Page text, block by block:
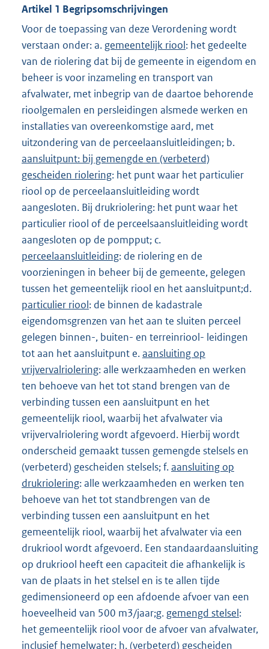
Artikel 1 Begripsomschrijvingen
Voor de toepassing van deze Verordening wordt
verstaan onder: a. gemeentelijk riool: het gedeelte
van de riolering dat bij de gemeente in eigendom en
beheer is voor inzameling en transport van
afvalwater, met inbegrip van de daartoe behorende
rioolgemalen en persleidingen alsmede werken en
installaties van overeenkomstige aard, met
uitzondering van de perceelaansluitleidingen; b.
aansluitpunt: bij gemengde en (verbeterd)
gescheiden riolering: het punt waar het particulier
riool op de perceelaansluitleiding wordt
aangesloten. Bij drukriolering: het punt waar het
particulier riool of de perceelsaansluitleiding wordt
aangesloten op de pompput; c.
perceelaansluitleiding: de riolering en de
voorzieningen in beheer bij de gemeente, gelegen
tussen het gemeentelijk riool en het aansluitpunt;d.
particulier riool: de binnen de kadastrale
eigendomsgrenzen van het aan te sluiten perceel
gelegen binnen-, buiten- en terreinriool- leidingen
tot aan het aansluitpunt e.aansluiting op
vrijvervalriolering: alle werkzaamheden en werken
ten behoeve van het tot stand brengen van de
verbinding tussen een aansluitpunt en het
gemeentelijk riool, waarbij het afvalwater via
vrijvervalriolering wordt afgevoerd. Hierbij wordt
onderscheid gemaakt tussen gemengde stelsels en
(verbeterd) gescheiden stelsels; f.aansluiting op
drukriolering: alle werkzaamheden en werken ten
behoeve van het tot standbrengen van de
verbinding tussen een aansluitpunt en het
gemeentelijk riool, waarbij het afvalwater via een
drukriool wordt afgevoerd. Een standaardaansluiting
op drukriool heeft een capaciteit die afhankelijk is
van de plaats in het stelsel en is te allen tijde
gedimensioneerd op een afdoende afvoer van een
hoeveelheid van 500 m3/jaar;g. gemengd stelsel:
het gemeentelijk riool voor de afvoer van afvalwater,
inclusief hemelwater; h.(verbeterd) gescheiden